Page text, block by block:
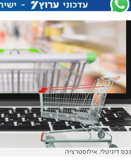
נכס דיגיטלי. אילוסטרציה